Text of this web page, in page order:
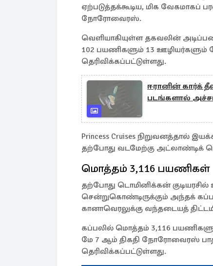
ஏற்படுத்தக்கூடிய, மிக வேகமாகப்
நோரோவைரஸ்.
வெளியாகியுள்ள தகவலின்
102 பயணிகளும் 13
தெரிவிக்கப்பட்டுள்ளது.
ஈரானின் கார்க்
படங்களால்
Princess Cruises நிறுவனத்தால்
தற்போது வடமேற்கு அட்லாண்டிக்
மொத்தம் 3,116 பயணிகள்
தற்போது டொமினிக்கன்
சென்றுகொண்டிருக்கும் அந்தக்
கானாவெரலுக்கு வந்தடையத்
கப்பலில் மொத்தம் 3,116
மே 7 ஆம் திகதி நோரோவைரஸ்
தெரிவிக்கப்பட்டுள்ளது.